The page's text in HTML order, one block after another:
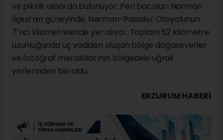
ve piknik alanı da bulunuyor. Peri bacaları Narman
İlçesi’nin güneyinde, Narman-Pasinler Otoyolunun
7’nci kilometresinde yer alıyor. Toplam 62 kilometre
uzunluğunda üç vadiden oluşan bölge doğaseverler
ve fotoğraf meraklılarının bölgedeki uğrak
yerlerinden biri oldu.
ERZURUM HABERİ